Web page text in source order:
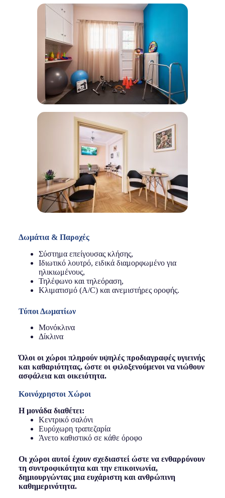
Δωμάτια & Παροχές
Σύστημα επείγουσας κλήσης,
Ιδιωτικό λουτρό, ειδικά διαμορφωμένο για
ηλικιωμένους,
Τηλέφωνο και τηλεόραση,
Κλιματισμό (A/C) και ανεμιστήρες οροφής.
Τύποι Δωματίων
Μονόκλινα
Δίκλινα
Όλοι οι χώροι πληρούν υψηλές προδιαγραφές υγιεινής
και καθαριότητας, ώστε οι φιλοξενούμενοι να νιώθουν
ασφάλεια και οικειότητα.
Κοινόχρηστοι Χώροι
Η μονάδα διαθέτει:
Κεντρικό σαλόνι
Ευρύχωρη τραπεζαρία
Άνετο καθιστικό σε κάθε όροφο
Οι χώροι αυτοί έχουν σχεδιαστεί ώστε να ενθαρρύνουν
τη συντροφικότητα και την επικοινωνία,
δημιουργώντας μια ευχάριστη και ανθρώπινη
καθημερινότητα.